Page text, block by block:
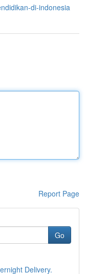
di-indonesia
Report Page
Go
Delivery.